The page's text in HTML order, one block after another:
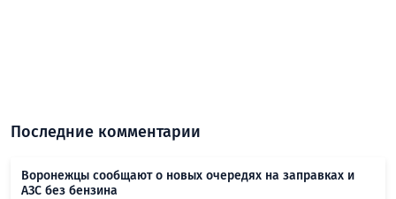
Последние комментарии
Воронежцы сообщают о новых очередях на заправках и
АЗС без бензина